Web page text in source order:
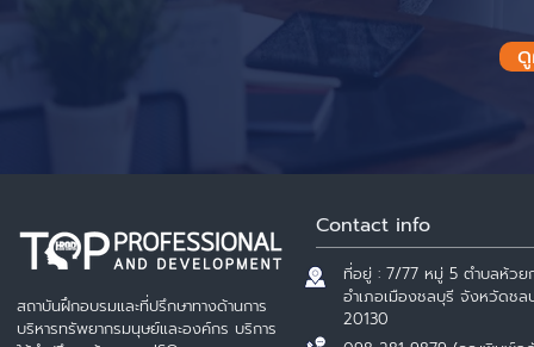
สถาบันฝึกอบรมและที่ปรึกษาทางด้านการ
บริหารทรัพยากรมนุษย์และองค์กร บริการ
Contact info
ที่อยู่ : 7/77 หมู่ 5 ตำบลห้วย
อำเภอเมืองชลบุรี จังหวัดชล
20130